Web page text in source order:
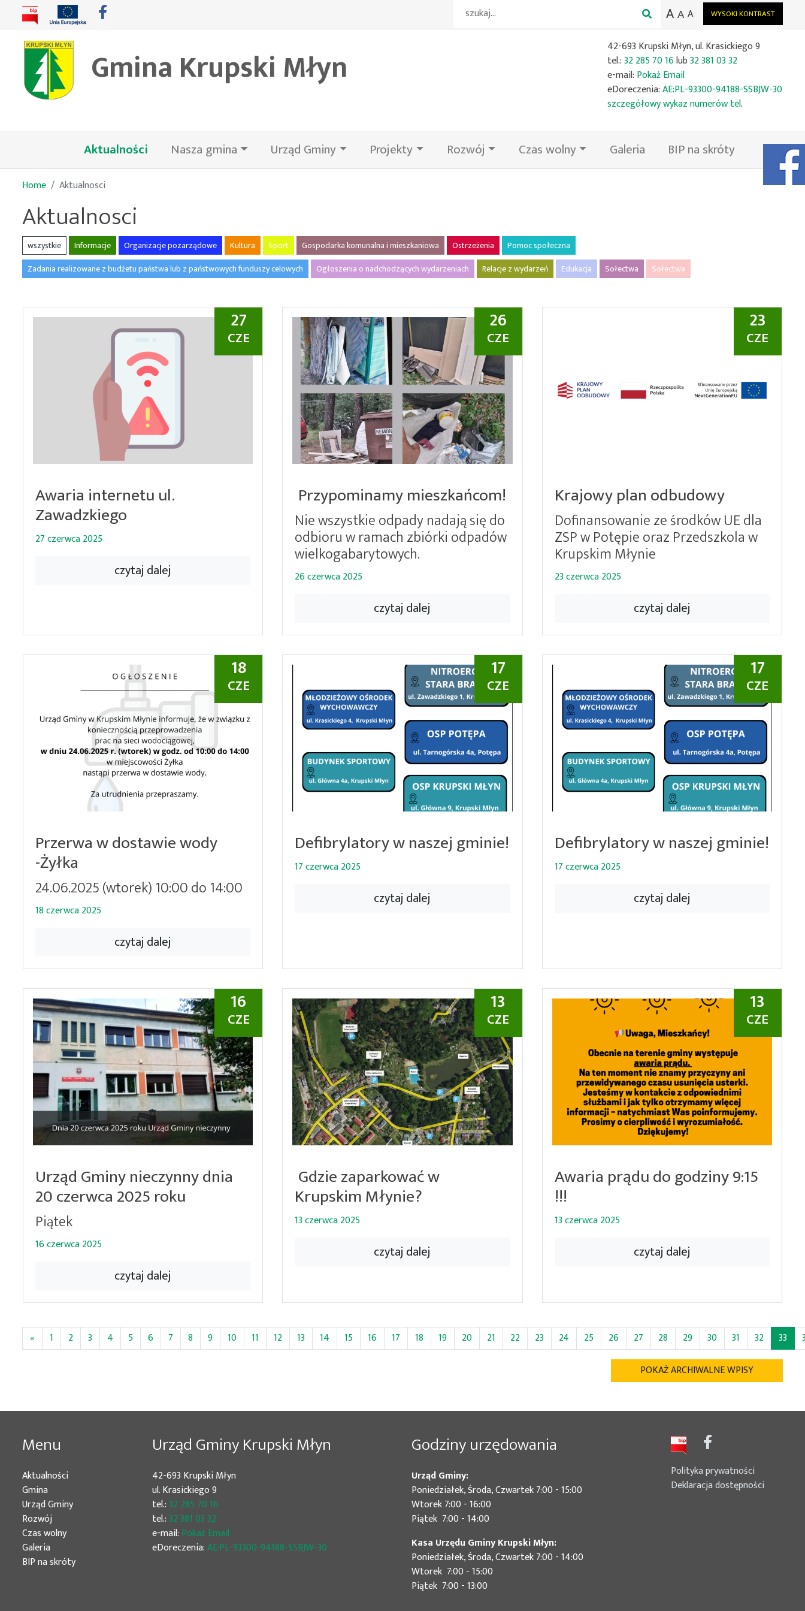
WYSOKI KONTRAST
AA A
Gmina Krupski Młyn
42-693 Krupski Młyn, ul. Krasickiego 9
tel.:32 285 70 16lub32 381 03 32
e-mail: Pokaż Email
eDoreczenia:AE:PL-93300-94188-SSBJW-30
szczegółowy wykaz numerów tel.
Aktualności(bieżąca)Nasza gmina Urząd Gminy Projekty Rozwój Czas wolny Galeria BIP na skróty Facebook
Home Aktualnosci
Aktualnosci
wszystkie Informacje Organizacje pozarządowe Kultura Sport Gospodarka komunalna i mieszkaniowa Ostrzeżenia
Pomoc społeczna
Zadania realizowane z budżetu państwa lub z państwowych funduszy celowych
Ogłoszenia o nadchodzących wydarzeniach Relacje z wydarzeń Edukacja Sołectwa Sołectwa
27
CZE
Awaria internetu ul.
Zawadzkiego
27 czerwca 2025
czytaj dalej
26
CZE
Przypominamy mieszkańcom!
Nie wszystkie odpady nadają się do
odbioru w ramach zbiórki odpadów
wielkogabarytowych.
26 czerwca 2025
czytaj dalej
23
CZE
Krajowy plan odbudowy
Dofinansowanie ze środków UE dla
ZSP w Potępie oraz Przedszkola w
Krupskim Młynie
23 czerwca 2025
czytaj dalej
18
CZE
Przerwa w dostawie wody
-Żyłka
24.06.2025 (wtorek) 10:00 do 14:00
18 czerwca 2025
czytaj dalej
17
CZE
Defibrylatory w naszej gminie!
17 czerwca 2025
czytaj dalej
17
CZE
Defibrylatory w naszej gminie!
17 czerwca 2025
czytaj dalej
16
CZE
Urząd Gminy nieczynny dnia
20 czerwca 2025 roku
Piątek
16 czerwca 2025
czytaj dalej
13
CZE
Gdzie zaparkować w
Krupskim Młynie?
13 czerwca 2025
czytaj dalej
13
CZE
Awaria prądu do godziny 9:15
!!!
13 czerwca 2025
czytaj dalej
« 1 2 3 4 5 6 7 8 9 10 11 12 13 14 15 16 17 18 19 20 21 22 23 24 25 26 27 28 29 30 31 32 33
POKAŻ ARCHIWALNE WPISY
Menu
Aktualności
Gmina
Urząd Gminy
Rozwój
Czas wolny
Galeria
BIP na skróty
Urząd Gminy Krupski Młyn
42-693 Krupski Młyn
ul. Krasickiego 9
tel.:32 285 70 16
tel.:32 381 03 32
e-mail: Pokaż Email
eDoreczenia:AE:PL-93300-94188-SSBJW-30
Godziny urzędowania
Urząd Gminy:
Poniedziałek, Środa, Czwartek 7:00 - 15:00
Wtorek 7:00 - 16:00
Piątek 7:00 - 14:00
Kasa Urzędu Gminy Krupski Młyn:
Poniedziałek, Środa, Czwartek 7:00 - 14:00
Wtorek 7:00 - 15:00
Piątek 7:00 - 13:00
Polityka prywatności
Deklaracja dostępności